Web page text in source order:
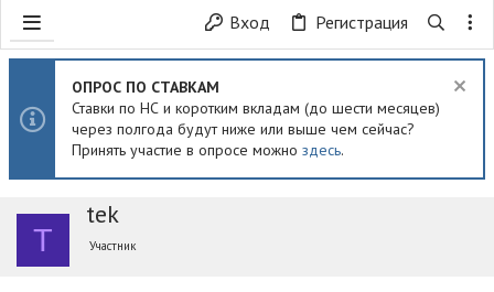
Вход Регистрация
ОПРОС ПО СТАВКАМ
Ставки по НС и коротким вкладам (до шести месяцев)
через полгода будут ниже или выше чем сейчас?
Принять участие в опросе можно здесь.
T
tek
Участник